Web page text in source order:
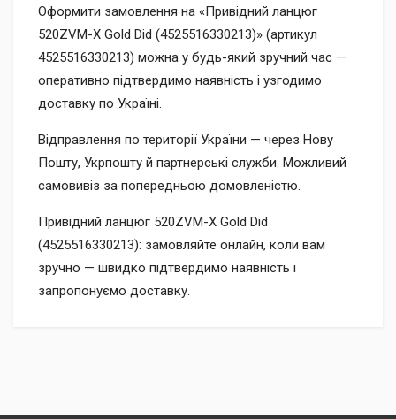
Оформити замовлення на «Привідний ланцюг
520ZVM-X Gold Did (4525516330213)» (артикул
4525516330213) можна у будь-який зручний час —
оперативно підтвердимо наявність і узгодимо
доставку по Україні.
Відправлення по території України — через Нову
Пошту, Укрпошту й партнерські служби. Можливий
самовивіз за попередньою домовленістю.
Привідний ланцюг 520ZVM-X Gold Did
(4525516330213): замовляйте онлайн, коли вам
зручно — швидко підтвердимо наявність і
запропонуємо доставку.